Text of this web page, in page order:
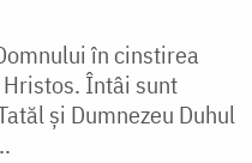
în cinstirea
Întâi sunt
și Dumnezeu Duhul